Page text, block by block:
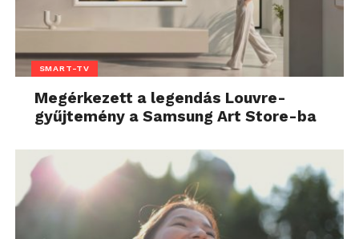
SMART-TV
Megérkezett a legendás Louvre-
gyűjtemény a Samsung Art Store-ba